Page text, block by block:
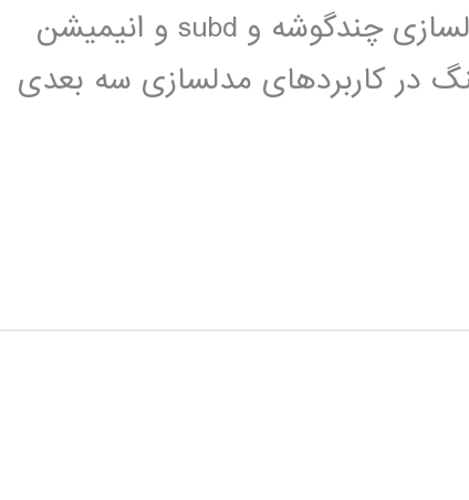
داده شده است. Cinema 4D قادر به مدلسازی چندگوشه و subd و انیمیشن
در کاربردهای مدلسازی سه بعدی